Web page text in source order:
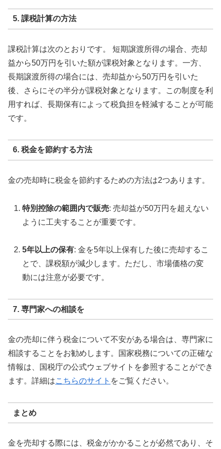
5. 課税計算の方法
課税計算は次のとおりです。 短期譲渡所得の場合、売却
益から50万円を引いた額が課税対象となります。一方、
長期譲渡所得の場合には、売却益から50万円を引いた
後、さらにその半分が課税対象となります。この制度を利
用すれば、長期保有によって税負担を軽減することが可能
です。
6. 税金を節約する方法
金の売却時に税金を節約するための方法は2つあります。
特別控除の範囲内で販売: 売却益が50万円を超えない
ように工夫することが重要です。
5年以上の保有: 金を5年以上保有した後に売却するこ
とで、課税額が減少します。ただし、市場価格の変
動には注意が必要です。
7. 専門家への相談を
金の売却に伴う税金について不安がある場合は、専門家に
相談することをお勧めします。国家税務についての正確な
情報は、国税庁の公式ウェブサイトを参照することができ
ます。詳細はこちらのサイト をご覧ください。
まとめ
金を売却する際には、税金がかかることが必然であり、そ